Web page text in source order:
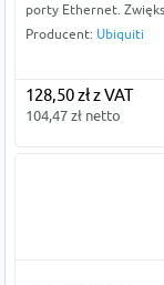
porty Ethernet.
Producent: Ubiquiti
128,50 zł z VAT
104,47 zł netto